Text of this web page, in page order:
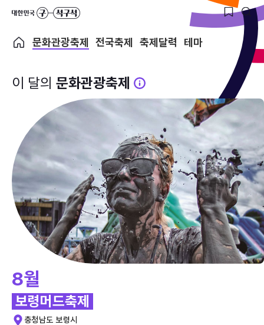
문화관광축제 전국축제 축제달력 테마
이 달의 문화관광축제
8월
보령머드축제
충청남도 보령시